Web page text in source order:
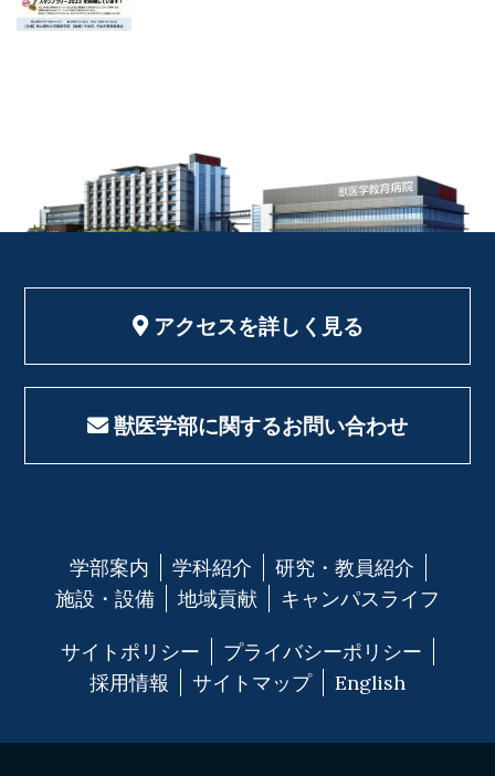
アクセスを詳しく見る
獣医学部に関するお問い合わせ
学部案内 学科紹介
研究・教員紹介
施設・設備
地域貢献 キャンパスライフ
サイトポリシー
プライバシーポリシー
採用情報
サイトマップ English